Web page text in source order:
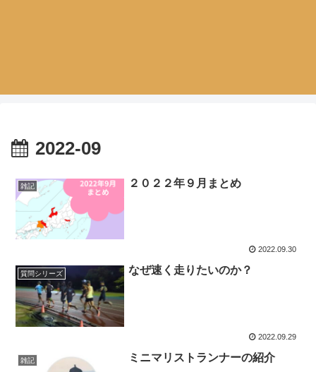
2022-09
雑記 ２０２２年９月まとめ
2022.09.30
質問シリーズ なぜ速く走りたいのか？
2022.09.29
雑記 ミニマリストランナーの紹介